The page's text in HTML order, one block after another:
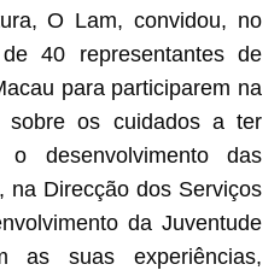
O Lam, convidou, no
40 representantes de
para participarem na
sobre os cuidados a ter
desenvolvimento das
na Direcção dos Serviços
da Juventude
as suas experiências,